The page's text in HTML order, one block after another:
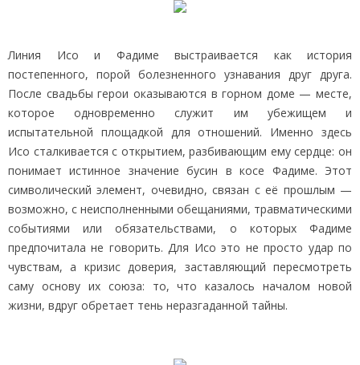
Линия Исо и Фадиме выстраивается как история
постепенного, порой болезненного узнавания друг друга.
После свадьбы герои оказываются в горном доме — месте,
которое одновременно служит им убежищем и
испытательной площадкой для отношений. Именно здесь
Исо сталкивается с открытием, разбивающим ему сердце: он
понимает истинное значение бусин в косе Фадиме. Этот
символический элемент, очевидно, связан с её прошлым —
возможно, с неисполненными обещаниями, травматическими
событиями или обязательствами, о которых Фадиме
предпочитала не говорить. Для Исо это не просто удар по
чувствам, а кризис доверия, заставляющий пересмотреть
саму основу их союза: то, что казалось началом новой
жизни, вдруг обретает тень неразгаданной тайны.